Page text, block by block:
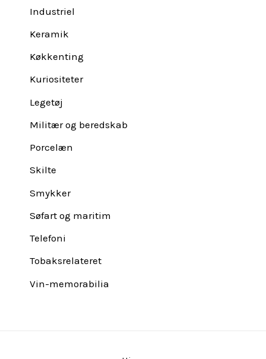
Industriel
Keramik
Køkkenting
Kuriositeter
Legetøj
Militær og beredskab
Porcelæn
Skilte
Smykker
Søfart og maritim
Telefoni
Tobaksrelateret
Vin-memorabilia